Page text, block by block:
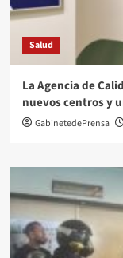
Salud
La Agencia de
nuevos centros y
GabinetedePrensa